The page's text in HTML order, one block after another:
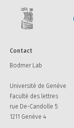
Contact
Bodmer Lab
Université de Genève
Faculté des lettres
rue De-Candolle 5
1211 Genève 4